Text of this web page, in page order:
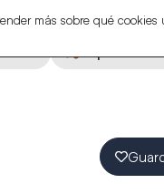
más sobre qué